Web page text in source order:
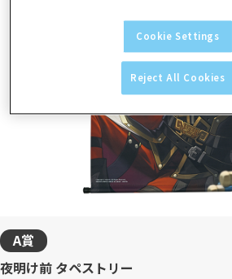
A賞
夜明け前 タペストリー
Cookie Settings
Reject All Cookies